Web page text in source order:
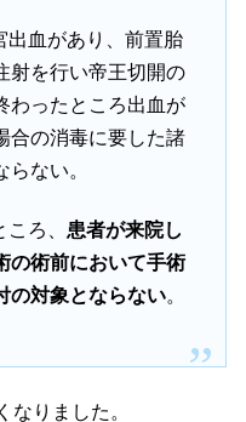
出血があり、前置胎
射を行い帝王切開の
わったところ出血が
合の消毒に要した諸
ない。
ろ、 患者が来院し
の術前において手術
の対象とならない。
なりました。